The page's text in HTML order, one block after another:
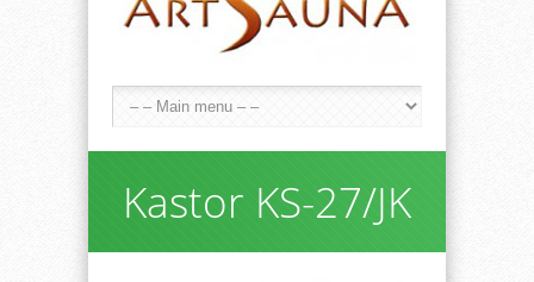
Kastor KS-27/JK